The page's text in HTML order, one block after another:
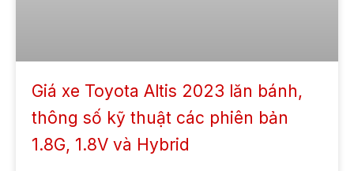
Giá xe Toyota Altis 2023 lăn bánh,
thông số kỹ thuật các phiên bản
1.8G, 1.8V và Hybrid